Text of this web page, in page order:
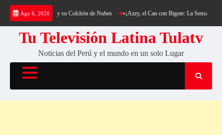
Saltar
contenido
Ago 6, 2026
al Cerro Cantería y su Colchón de Nubes «¡Azzy, el Can con Bigote: La Sensación
Tu Televisión Latina Tulatv
Noticias del Perú y el mundo en un solo Lugar